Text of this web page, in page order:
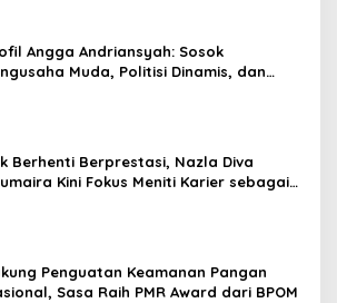
Angga Andriansyah: Sosok
Muda, Politisi Dinamis, dan
Berhenti Berprestasi, Nazla Diva
Kini Fokus Meniti Karier sebagai
Penguatan Keamanan Pangan
Sasa Raih PMR Award dari BPOM